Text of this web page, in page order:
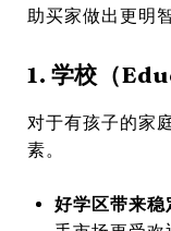
助买家做出更明
1. 学校（
对于有孩子的家
素。
好学区带来稳